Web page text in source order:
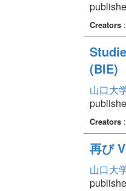
Creators:
(BIE)
山口大
Creators:
再び
山口大